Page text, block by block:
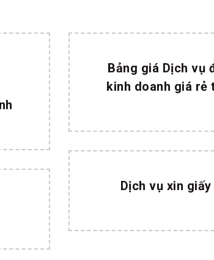
Bảng giá Dịch vụ
kinh doanh giá rẻ
Dịch vụ xin giấy